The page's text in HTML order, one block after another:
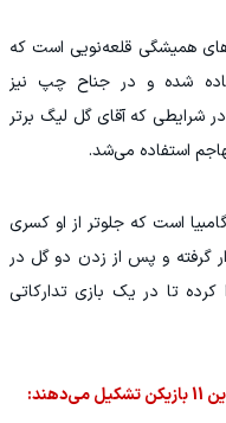
همیشگی قلعه‌نویی است که
شده و در جناح چپ نیز
شرایطی که آقای گل لیگ برتر
استفاده می‌شد.
است که جلوتر از او کسری
گرفته و پس از زدن دو گل در
تا در یک بازی تدارکاتی